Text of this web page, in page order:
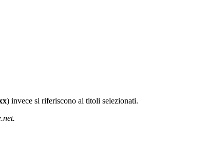
) invece si riferiscono ai titoli selezionati.